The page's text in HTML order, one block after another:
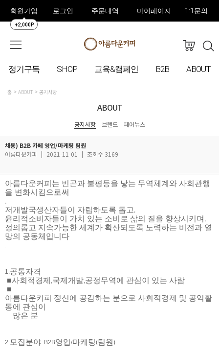
회원가입
+2,000P
로그인 주문내역 마이페이지 1:1문의
정기구독 SHOP 교육&캠페인 B2B ABOUT
홈 ABOUT 공지사항
ABOUT
공지사항 브랜드 페어뉴스
채용) B2B 카페 영업/마케팅 팀원
아름다운커피
| 2021-11-01 | 조회수 3169
아름다운커피는 빈곤과 불평등을 낳는 무역체계와 사회관행
을 변화시킴으로써
,
저개발국생산자들이 자립하도록 돕고 ,
윤리적소비자들이 가치 있는 소비로 삶의 질을 향상시키며 ,
정의롭고 지속가능한 세계가 확산되도록 노력하는 비전과 열
망의 공동체입니다
.
1.공통자격
■사회적경제 ,국제개발,공정무역에 관심이 있는 사람
■
아름다운커피 정신에 공감하는 분으로 사회적경제 및 공익활
동에 관심이
많은 분
2. 모집분야: B2B영업/마케팅(팀원 )